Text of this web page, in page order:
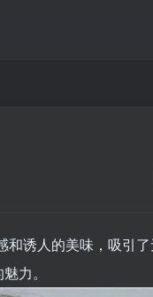
和诱人的美味，吸引
力。